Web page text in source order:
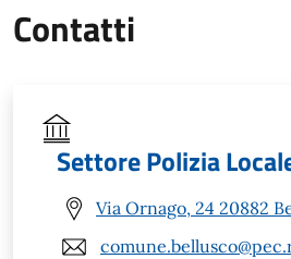
Contatti
Settore Polizia
Via Ornago, 24 20882